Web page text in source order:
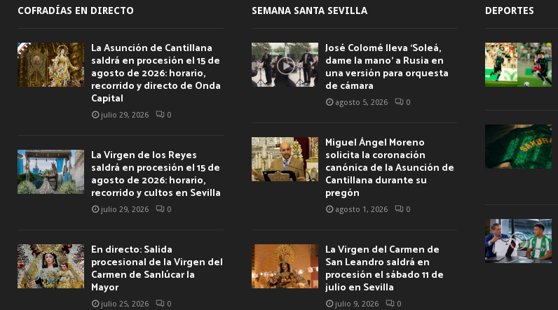
COFRADÍAS EN DIRECTO
La Asunción de Cantillana
saldrá en procesión el 15 de
agosto de 2026: horario,
recorrido y directo de Onda
Capital
julio 29, 2026 0
La Virgen de los Reyes
saldrá en procesión el 15 de
agosto de 2026: horario,
recorrido y cultos en Sevilla
julio 29, 2026 0
En directo: Salida
procesional de la Virgen del
Carmen de Sanlúcar la
Mayor
julio 25, 2026 0
SEMANA SANTA SEVILLA
José Colomé lleva ‘Soleá,
dame la mano’ a Rusia en
una versión para orquesta
de cámara
agosto 5, 2026 0
Miguel Ángel Moreno
solicita la coronación
canónica de la Asunción de
Cantillana durante su
pregón
agosto 1, 2026 0
La Virgen del Carmen de
San Leandro saldrá en
procesión el sábado 11 de
julio en Sevilla
julio 9, 2026 0
DEPORTES